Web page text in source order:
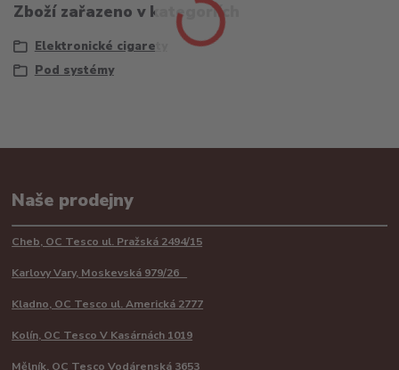
Zboží zařazeno v kategoriích
Elektronické cigarety
Pod systémy
Naše prodejny
Cheb, OC Tesco ul. Pražská 2494/15
Karlovy Vary, Moskevská 979/26
Kladno, OC Tesco ul. Americká 2777
Kolín, OC Tesco V Kasárnách 1019
Mělník, OC Tesco Vodárenská 3653